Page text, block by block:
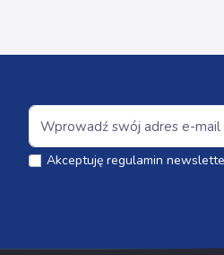
Akceptuję regulamin